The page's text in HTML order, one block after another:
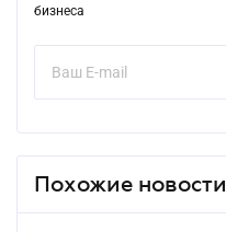
бизнеса
Похожие новости